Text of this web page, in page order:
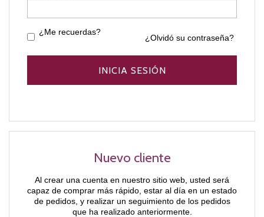
Nuevo cliente
Al crear una cuenta en nuestro sitio web, usted será
capaz de comprar más rápido, estar al día en un estado
de pedidos, y realizar un seguimiento de los pedidos
que ha realizado anteriormente.
¿Me recuerdas?
¿Olvidó su contraseña?